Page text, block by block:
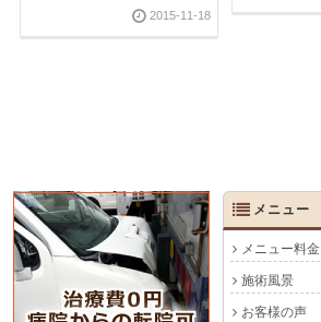
2015-11-18
メニュー
メニュー料金
施術風景
お客様の声